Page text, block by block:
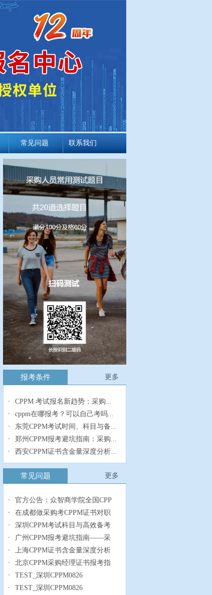
常见问题 联系我们
更多
报考条件
CPPM 考试报名新趋势：采购...
cppm在哪报考？可以自己考吗...
东莞CPPM考试时间、科目与备...
郑州CPPM报考避坑指南：采购...
西安CPPM证书含金量深度分析...
更多
常见问题
官方公告：众智商学院全国CPP
在成都做采购考CPPM证书对职
深圳CPPM考试科目与高效备考
广州CPPM报考避坑指南——采
上海CPPM证书含金量深度分析
北京CPPM采购经理证书报考指
TEST_深圳CPPM0826
TEST_深圳CPPM0826